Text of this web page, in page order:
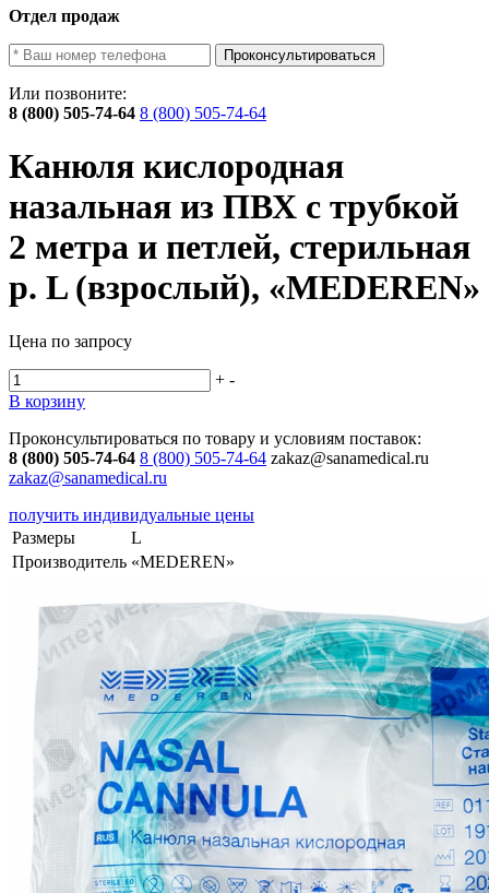
Отдел продаж
Проконсультироваться
Или позвоните:
8 (800) 505-74-64 8 (800) 505-74-64
Канюля кислородная
назальная из ПВХ с трубкой
2 метра и петлей, стерильная
р. L (взрослый), «MEDEREN»
Цена по запросу
+ -
В корзину
Проконсультироваться по товару и условиям поставок:
8 (800) 505-74-64 8 (800) 505-74-64 zakaz@sanamedical.ru
zakaz@sanamedical.ru
получить индивидуальные цены
Размеры
L
Производитель «MEDEREN»